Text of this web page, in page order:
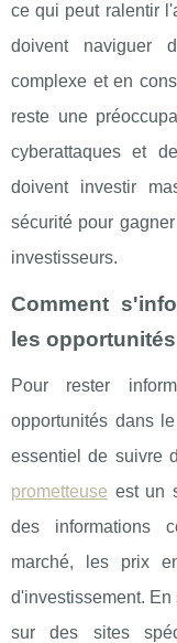
ce qui peut ralentir
doivent naviguer
complexe et en
reste une
cyberattaques et
doivent investir
sécurité pour
investisseurs.
Comment
les
Pour rester
opportunités dans
essentiel de suivre
prometteuse est un
des informations
marché, les prix
d'investissement.
sur des sites